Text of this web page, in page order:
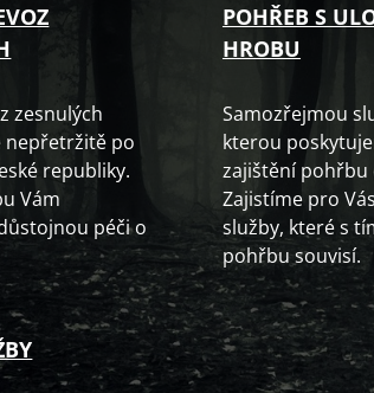
zesnulých
nepřetržitě po
republiky.
Vám
péči o
POHŘEB S
HROBU
Samozřejmou
kterou
zajištění pohřbu
Zajistíme pro
služby, které s
pohřbu souvisí.